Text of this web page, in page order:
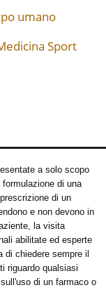
umano
Sport
a solo scopo
di una
di un
e non devono in
la visita
abilitate ed esperte
chiedere sempre il
riguardo qualsiasi
di un farmaco o